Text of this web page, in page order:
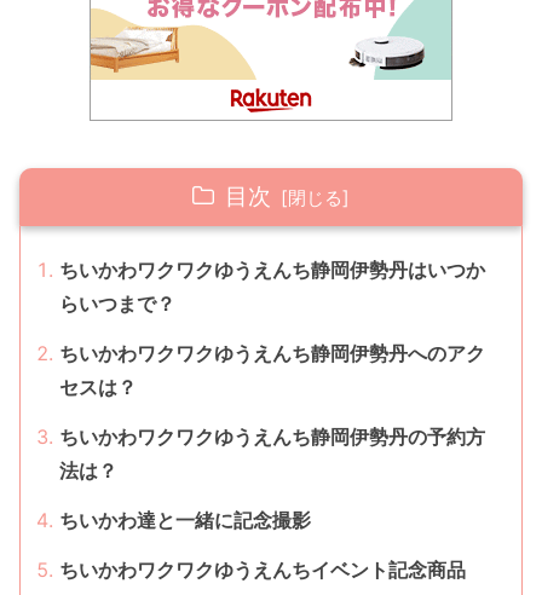
目次
ちいかわワクワクゆうえんち静岡伊勢丹はいつか
らいつまで？
ちいかわワクワクゆうえんち静岡伊勢丹へのアク
セスは？
ちいかわワクワクゆうえんち静岡伊勢丹の予約方
法は？
ちいかわ達と一緒に記念撮影
ちいかわワクワクゆうえんちイベント記念商品